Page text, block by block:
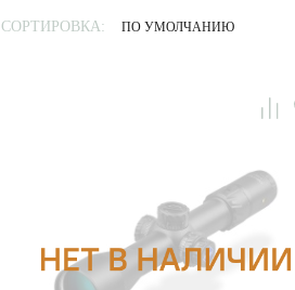
СОРТИРОВКА: